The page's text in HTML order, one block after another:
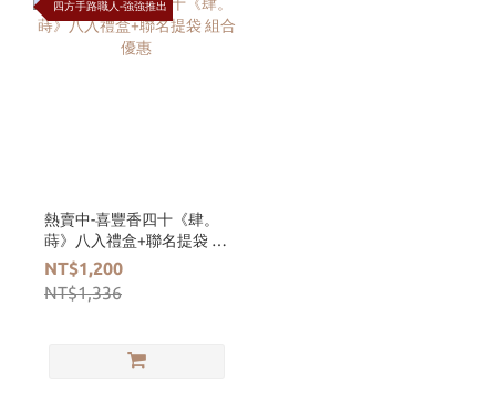
四方手路職人-強強推出
熱賣中-喜豐香四十《肆。
蒔》八入禮盒+聯名提袋 組
合優惠
NT$1,200
NT$1,336